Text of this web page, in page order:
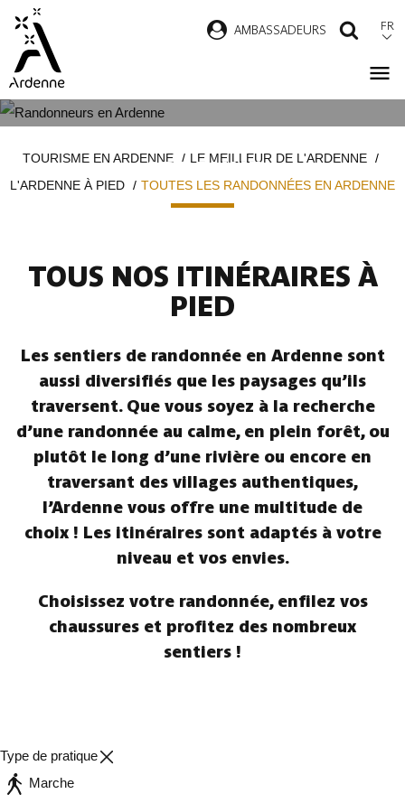
contenu
principal
AMBASSADEURS FR
ARDENNE
d'ArianeTOURISME EN ARDENNE
LE MEILLEUR DE L'ARDENNE
L'ARDENNE À PIED
TOUTES LES RANDONNÉES EN ARDENNE
TOUS NOS ITINÉRAIRES À
PIED
Les sentiers de randonnée en Ardenne sont
aussi diversifiés que les paysages qu’ils
traversent. Que vous soyez à la recherche
d’une randonnée au calme, en plein forêt, ou
plutôt le long d’une rivière ou encore en
traversant des villages authentiques,
l’Ardenne vous offre une multitude de
choix ! Les itinéraires sont adaptés à votre
niveau et vos envies.
Choisissez votre randonnée, enfilez vos
chaussures et profitez des nombreux
sentiers !
Type de pratique
Marche